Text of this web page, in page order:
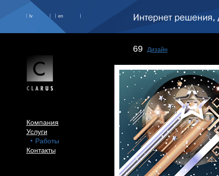
lv en
Компания
Услуги
Работы
Контакты
69 Дизайн